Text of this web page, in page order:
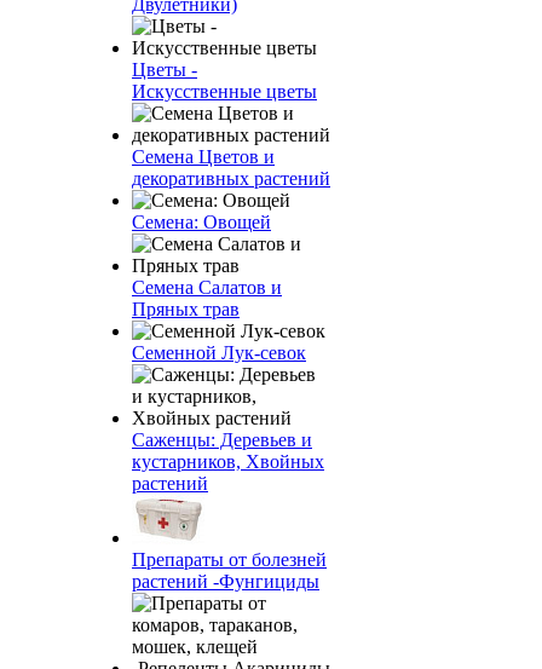
Двулетники)
Цветы -
Искусственные цветы
Семена Цветов и
декоративных растений
Семена: Овощей
Семена Салатов и
Пряных трав
Семенной Лук-севок
Саженцы: Деревьев и
кустарников, Хвойных
растений
Препараты от болезней
растений -Фунгициды